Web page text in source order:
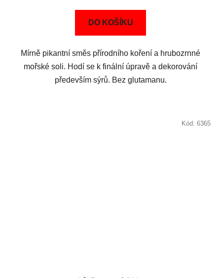
DO KOŠÍKU
Mírně pikantní směs přírodního koření a hrubozrnné
mořské soli. Hodí se k finální úpravě a dekorování
především sýrů. Bez glutamanu.
Kód: 6365